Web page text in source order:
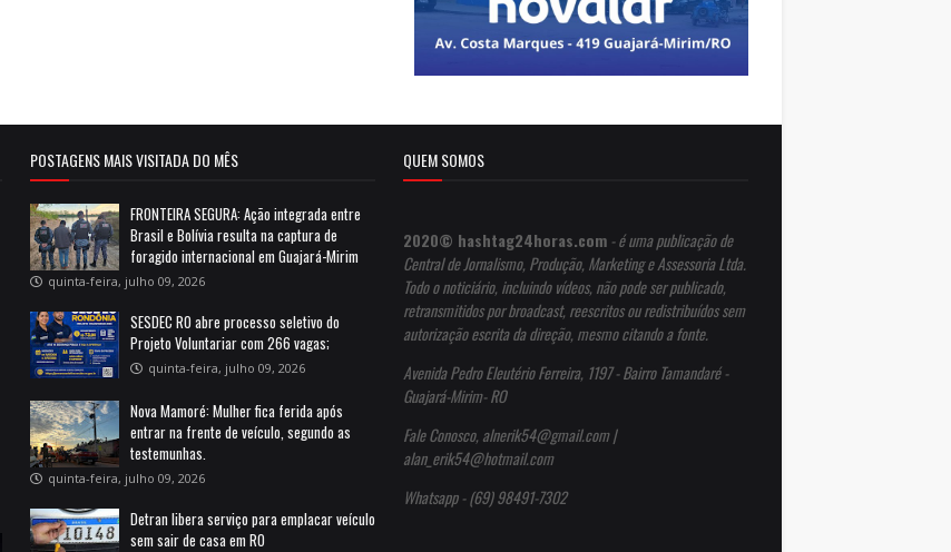
POSTAGENS MAIS VISITADA DO MÊS
FRONTEIRA SEGURA: Ação integrada entre
Brasil e Bolívia resulta na captura de
foragido internacional em Guajará-Mirim
quinta-feira, julho 09, 2026
SESDEC RO abre processo seletivo do
Projeto Voluntariar com 266 vagas;
quinta-feira, julho 09, 2026
Nova Mamoré: Mulher fica ferida após
entrar na frente de veículo, segundo as
testemunhas.
quinta-feira, julho 09, 2026
Detran libera serviço para emplacar veículo
sem sair de casa em RO
QUEM SOMOS
2020© hashtag24horas.com - é uma publicação de
Central de Jornalismo, Produção, Marketing e Assessoria Ltda.
Todo o noticiário, incluindo vídeos, não pode ser publicado,
retransmitidos por broadcast, reescritos ou redistribuídos sem
autorização escrita da direção, mesmo citando a fonte.
Avenida Pedro Eleutério Ferreira, 1197 - Bairro Tamandaré -
Guajará-Mirim- RO
Fale Conosco, alnerik54@gmail.com |
alan_erik54@hotmail.com
Whatsapp - (69) 98491-7302